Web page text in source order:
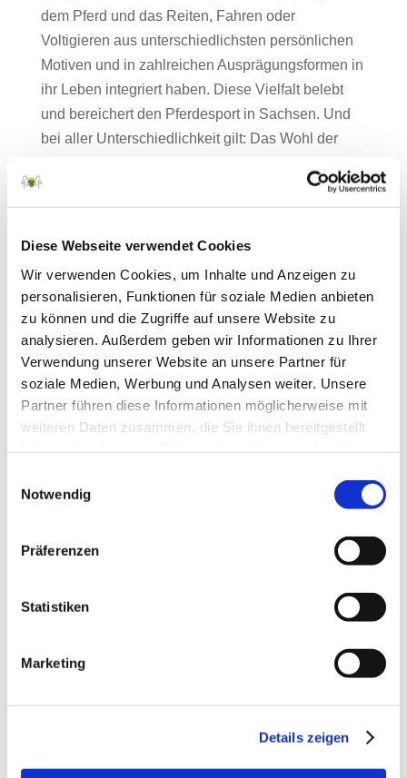
Diese Webseite verwendet Cookies
Wir verwenden Cookies, um Inhalte und Anzeigen zu
personalisieren, Funktionen für soziale Medien anbieten
zu können und die Zugriffe auf unsere Website zu
analysieren. Außerdem geben wir Informationen zu Ihrer
Verwendung unserer Website an unsere Partner für
soziale Medien, Werbung und Analysen weiter. Unsere
Partner führen diese Informationen möglicherweise mit
weiteren Daten zusammen, die Sie ihnen bereitgestellt
Notwendig
Präferenzen
Statistiken
Marketing
Details zeigen
dem Pferd und das Reiten, Fahren oder
Voltigieren aus unterschiedlichsten persönlichen
Motiven und in zahlreichen Ausprägungsformen in
ihr Leben integriert haben. Diese Vielfalt belebt
und bereichert den Pferdesport in Sachsen. Und
bei aller Unterschiedlichkeit gilt: Das Wohl der
bereitgestellt, die für Freizeit- und Breitensportler
relevant sein können. Anregungen für die
Aufbereitung weiterer Themen sind herzlich
willkommen!
Zur fachkompetenten Betreuung der bunten
Themenvielfalt rund um den Freizeit- und
Breitensport stehen seitens des Landesverbandes
Pferdesport Sachsen dieMitglieder des
Verfügung.
Pferdesport
einer Art Präambel zusammen.